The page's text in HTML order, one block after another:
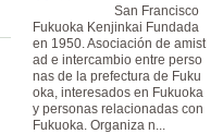
San Francisco
Fukuoka Kenjinkai Fundada
en 1950. Asociación de amist
ad e intercambio entre perso
nas de la prefectura de Fuku
oka, interesados en Fukuoka
y personas relacionadas con
Fukuoka. Organiza n...